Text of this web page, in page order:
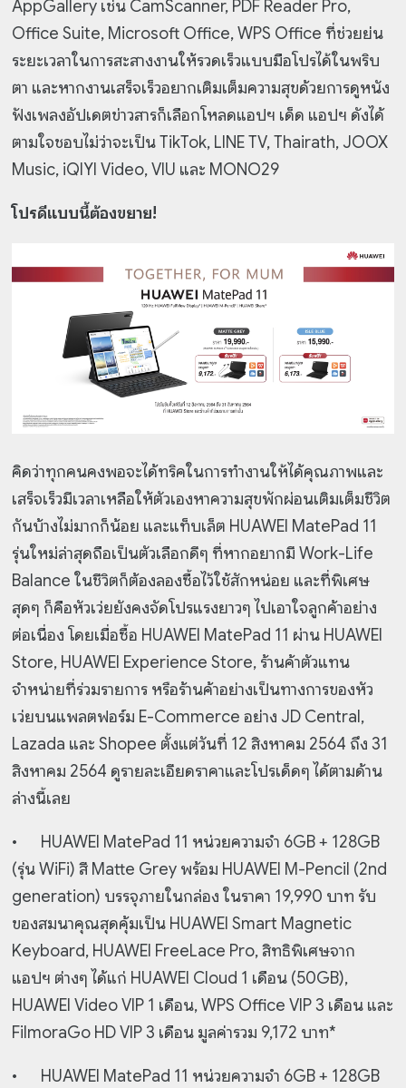
AppGallery เช่น CamScanner, PDF Reader Pro,
Office Suite, Microsoft Office, WPS Office ที่ช่วยย่น
ระยะเวลาในการสะสางงานให้รวดเร็วแบบมือโปรได้ในพริบ
ตา และหากงานเสร็จเร็วอยากเติมเต็มความสุขด้วยการดูหนัง
ฟังเพลงอัปเดตข่าวสารก็เลือกโหลดแอปฯ เด็ด แอปฯ ดังได้
ตามใจชอบไม่ว่าจะเป็น TikTok, LINE TV, Thairath, JOOX
Music, iQIYI Video, VIU และ MONO29
โปรดีแบบนี้ต้องขยาย!
คิดว่าทุกคนคงพอจะได้ทริคในการทำงานให้ได้คุณภาพและ
เสร็จเร็วมีเวลาเหลือให้ตัวเองหาความสุขพักผ่อนเติมเต็มชีวิต
กันบ้างไม่มากก็น้อย และแท็บเล็ต HUAWEI MatePad 11
รุ่นใหม่ล่าสุดถือเป็นตัวเลือกดีๆ ที่หากอยากมี Work-Life
Balance ในชีวิตก็ต้องลองซื้อไว้ใช้สักหน่อย และที่พิเศษ
สุดๆ ก็คือหัวเว่ยยังคงจัดโปรแรงยาวๆ ไปเอาใจลูกค้าอย่าง
ต่อเนื่อง โดยเมื่อซื้อ HUAWEI MatePad 11 ผ่าน HUAWEI
Store, HUAWEI Experience Store, ร้านค้าตัวแทน
จำหน่ายที่ร่วมรายการ หรือร้านค้าอย่างเป็นทางการของหัว
เว่ยบนแพลตฟอร์ม E-Commerce อย่าง JD Central,
Lazada และ Shopee ตั้งแต่วันที่ 12 สิงหาคม 2564 ถึง 31
สิงหาคม 2564 ดูรายละเอียดราคาและโปรเด็ดๆ ได้ตามด้าน
ล่างนี้เลย
•
HUAWEI MatePad 11 หน่วยความจำ 6GB + 128GB
(รุ่น WiFi) สี Matte Grey พร้อม HUAWEI M-Pencil (2nd
generation) บรรจุภายในกล่อง ในราคา 19,990 บาท รับ
ของสมนาคุณสุดคุ้มเป็น HUAWEI Smart Magnetic
Keyboard, HUAWEI FreeLace Pro, สิทธิพิเศษจาก
แอปฯ ต่างๆ ได้แก่ HUAWEI Cloud 1 เดือน (50GB),
HUAWEI Video VIP 1 เดือน, WPS Office VIP 3 เดือน และ
FilmoraGo HD VIP 3 เดือน มูลค่ารวม 9,172 บาท*
•
HUAWEI MatePad 11 หน่วยความจำ 6GB + 128GB